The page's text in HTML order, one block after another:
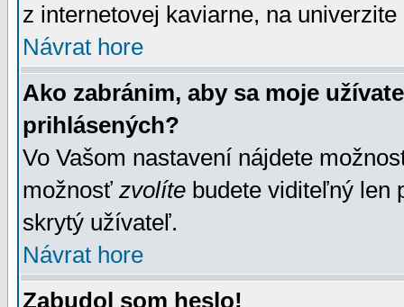
z internetovej kaviarne, na univerzite
Návrat hore
Ako zabránim, aby sa moje
prihlásených?
Vo Vašom nastavení nájdete
možnosť zvolíte budete viditeľný len
skrytý užívateľ.
Návrat hore
Zabudol som heslo!